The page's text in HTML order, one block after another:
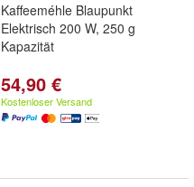
Kaffeeméhle Blaupunkt
Elektrisch 200 W, 250 g
Kapazität
54,90 €
Kostenloser Versand